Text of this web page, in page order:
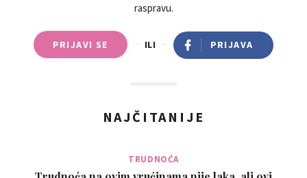
raspravu.
PRIJAVI SE ILI PRIJAVA
NAJČITANIJE
TRUDNOĆA